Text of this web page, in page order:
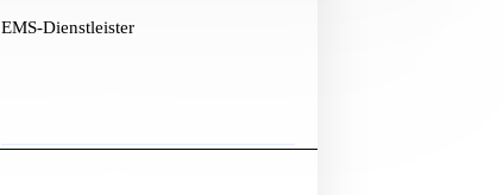
EMS-Dienstleister